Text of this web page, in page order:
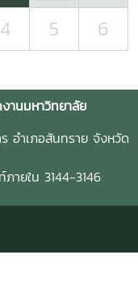
4 5 6
นมหาวิทยาลัย
อำเภอสันทราย จังหวัด
ายใน 3144-3146